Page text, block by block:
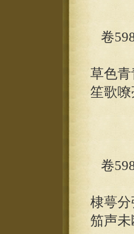
卷
草色
笙歌
卷
棣萼
笳声